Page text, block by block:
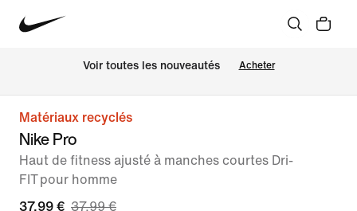
Voir toutes les nouveautés Acheter
Matériaux recyclés
Nike Pro
Haut de fitness ajusté à manches courtes Dri-
FIT pour homme
37,99 € 37,99 €